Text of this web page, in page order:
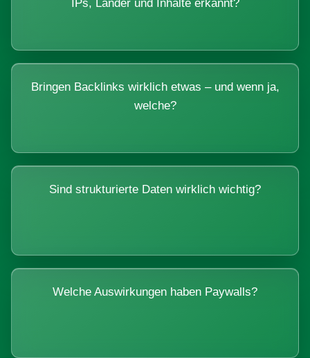
IPs, Länder und Inhalte erkannt?
Bringen Backlinks wirklich etwas – und wenn ja,
welche?
Sind strukturierte Daten wirklich wichtig?
Welche Auswirkungen haben Paywalls?